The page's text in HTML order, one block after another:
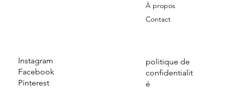
Instagram
Facebook
Pinterest
politique de
confidentialit
é
À propos
Contact